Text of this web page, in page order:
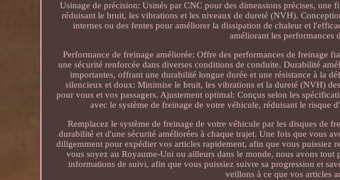
Usinage de précision: Usinés par CNC pour des dimensions précises, une
réduisant le bruit, les vibrations et les niveaux de dureté (NVH).
internes ou des fentes pour améliorer la dissipation de chaleur et
améliorant les performances
Performance de freinage améliorée: Offre des performances de freinage
une sécurité renforcée dans diverses conditions de conduite. Durabilité
importantes, offrant une durabilité longue durée et une résistance à la
silencieux et doux: Minimise le bruit, les vibrations et la dureté (NVH)
pour vous et vos passagers. Ajustement optimal: Conçus selon les
avec le système de freinage de votre véhicule, réduisant le risque
Remplacez le système de freinage de votre véhicule par les disques de
durabilité et d'une sécurité améliorées à chaque trajet. Une fois que vous
diligemment pour expédier vos articles rapidement, afin que vous puissiez
vous soyez au Royaume-Uni ou ailleurs dans le monde, nous avons
informations de suivi, afin que vous puissiez suivre sa progression et
veillons à ce que vos articles